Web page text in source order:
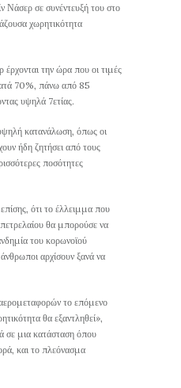
σε συνέντευξή του στο
χωρητικότητα
έρχονται την ώρα που οι τιμές
70%, πάνω από 85
υψηλά 7ετίας.
κατανάλωση, όπως οι
ήδη ζητήσει από τους
ποσότητες
ότι το έλλειμμα που
θα μπορούσε να
του κορωνοϊού
αρχίσουν ξανά να
το επόμενο
θα εξαντληθεί»,
σε μια κατάσταση όπου
και το πλεόνασμα